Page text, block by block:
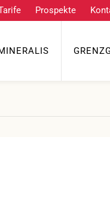
Prospekte
Öffnungszeiten